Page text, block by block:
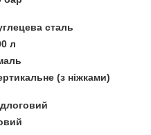
сталь
л
(з ніжками)